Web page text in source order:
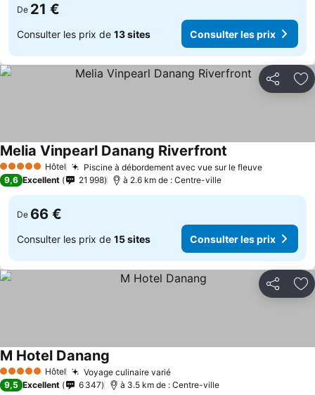
De 21 €
Consulter les prix de 13 sites Consulter les prix
Partager
5 Étoiles Hôtel Piscine à débordement avec vue sur le fleuve
Melia Vinpearl Danang Riverfront
9,6 Excellent 21 998 à 2.6 km de : Centre-ville
De 66 €
Consulter les prix de 15 sites Consulter les prix
Partager
5 Étoiles Hôtel Voyage culinaire variéConsulter les prix
M Hotel Danang
9,5 Excellent 6 347 à 3.5 km de : Centre-ville